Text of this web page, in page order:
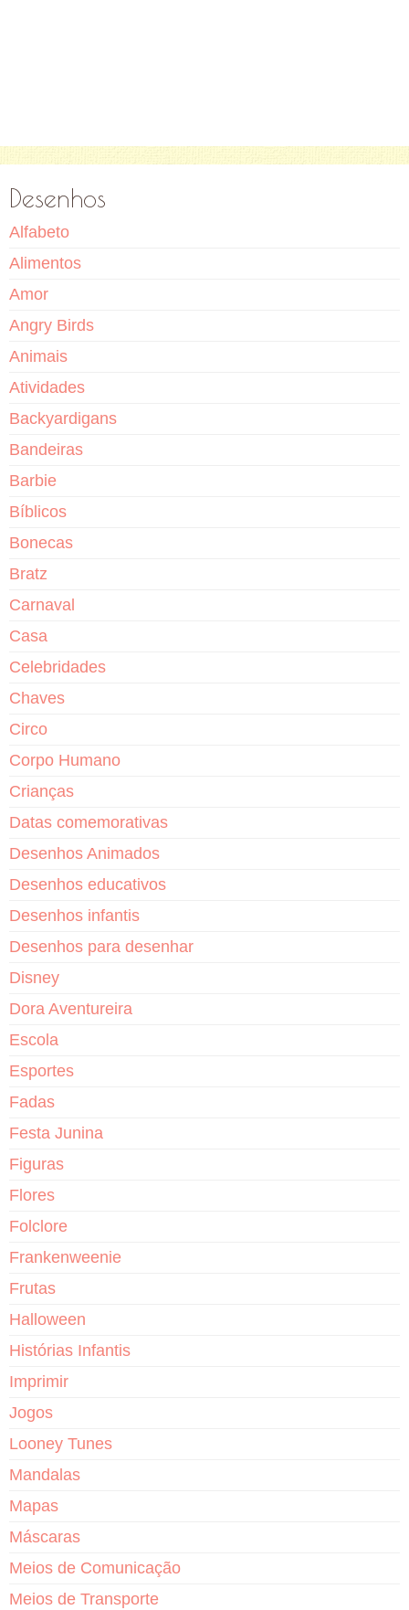
Desenhos
Alfabeto
Alimentos
Amor
Angry Birds
Animais
Atividades
Backyardigans
Bandeiras
Barbie
Bíblicos
Bonecas
Bratz
Carnaval
Casa
Celebridades
Chaves
Circo
Corpo Humano
Crianças
Datas comemorativas
Desenhos Animados
Desenhos educativos
Desenhos infantis
Desenhos para desenhar
Disney
Dora Aventureira
Escola
Esportes
Fadas
Festa Junina
Figuras
Flores
Folclore
Frankenweenie
Frutas
Halloween
Histórias Infantis
Imprimir
Jogos
Looney Tunes
Mandalas
Mapas
Máscaras
Meios de Comunicação
Meios de Transporte